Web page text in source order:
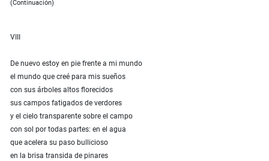
(Continuación)
VIII
De nuevo estoy en pie frente a mi mundo
el mundo que creé para mis sueños
con sus árboles altos florecidos
sus campos fatigados de verdores
y el cielo transparente sobre el campo
con sol por todas partes: en el agua
que acelera su paso bullicioso
en la brisa transida de pinares